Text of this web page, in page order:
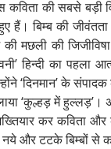
कविता की सबसे
हैं। बिम्ब की
की
हिन्दी का पहला
‘दिनमान’ के
‘कुल्हड़ में हुल्लड़’।
कर कविता और
और टटके बिम्बों से